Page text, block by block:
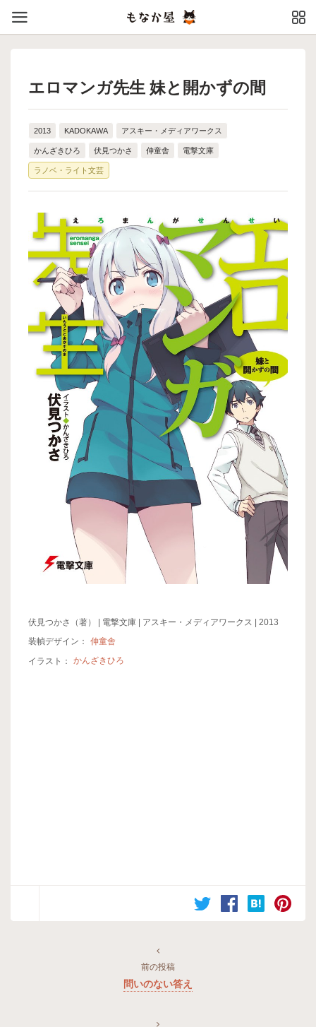
エロマンガ先生 妹と開かずの間
2013 KADOKAWA アスキー・メディアワークス
かんざきひろ 伏見つかさ 伸童舎 電撃文庫
ラノベ・ライト文芸
伏見つかさ（著） | 電撃文庫 | アスキー・メディアワークス | 2013
装幀デザイン：
伸童舎
イラスト：
かんざきひろ
前の投稿
問いのない答え